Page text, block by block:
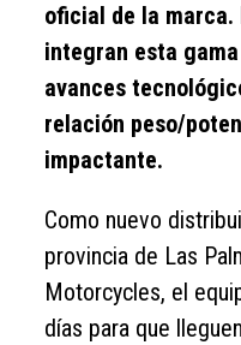
oficial de la marca.
integran esta
avances
relación peso/
impactante.
Como nuevo
provincia de Las
Motorcycles, el
días para que